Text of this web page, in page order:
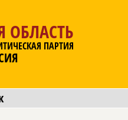
ОБЛАСТЬ
ПАРТИЯ